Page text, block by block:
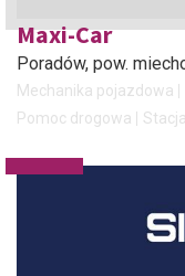
Maxi-Car
Poradów, pow.
Mechanika pojazdowa
Pomoc drogowa